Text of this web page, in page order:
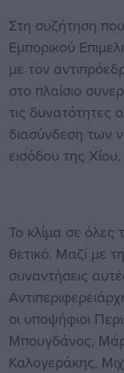
Στη συζήτηση
Εμπορικού
με τον
στο πλαίσιο
τις δυνατότητες
διασύνδεση των
εισόδου της Χίου.
Το κλίμα σε όλες
θετικό. Μαζί με
συναντήσεις
οι υποψήφιοι
Μπουγδάνος,
Καλογεράκης,